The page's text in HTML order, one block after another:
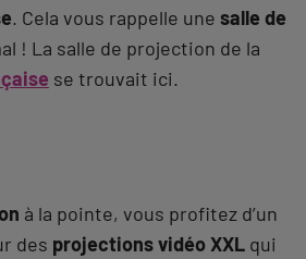
. Cela vous rappelle une salle de
! La salle de projection de la
se trouvait ici.
à la pointe, vous profitez d’un
des projections vidéo XXL qui